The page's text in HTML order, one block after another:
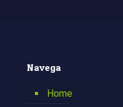
Navega
Home